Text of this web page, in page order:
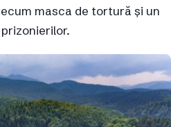
masca de tortură și un